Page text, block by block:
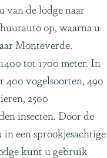
van de lodge naar
op, waarna u
Monteverde.
tot 1700 meter. In
vogelsoorten, 490
2500
insecten. Door de
een sprookjesachtige
kunt u gebruik